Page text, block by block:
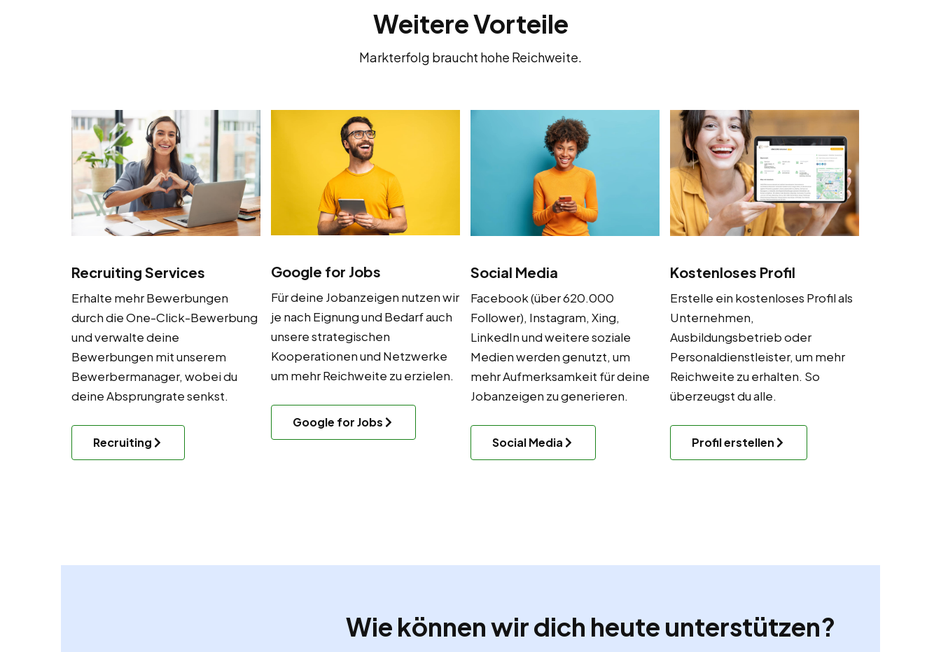
Weitere Vorteile
Markterfolg braucht hohe Reichweite.
Recruiting Services
Erhalte mehr Bewerbungen
durch die One-Click-Bewerbung
und verwalte deine
Bewerbungen mit unserem
Bewerbermanager, wobei du
deine Absprungrate senkst.
Recruiting
Google for Jobs
Für deine Jobanzeigen nutzen wir
je nach Eignung und Bedarf auch
unsere strategischen
Kooperationen und Netzwerke
um mehr Reichweite zu erzielen.
Google for Jobs
Social Media
Facebook (über 620.000
Follower), Instagram, Xing,
LinkedIn und weitere soziale
Medien werden genutzt, um
mehr Aufmerksamkeit für deine
Jobanzeigen zu generieren.
Social Media
Kostenloses Profil
Erstelle ein kostenloses Profil als
Unternehmen,
Ausbildungsbetrieb oder
Personaldienstleister, um mehr
Reichweite zu erhalten. So
überzeugst du alle.
Profil erstellen
Wie können wir dich heute unterstützen?